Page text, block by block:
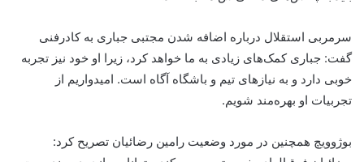
سرمربی استقلال درباره اضافه شدن مجتبی جباری به کادرفنی
گفت: جباری کمک‌های زیادی به ما خواهد کرد، زیرا او خود نیز تجربه
خوبی دارد و به نیازهای تیم و باشگاه آگاه است. امیدواریم از
تجربیات او بهره‌مند شویم.
بوژوویچ همچنین در مورد وضعیت رامین رضائیان تصریح کرد: